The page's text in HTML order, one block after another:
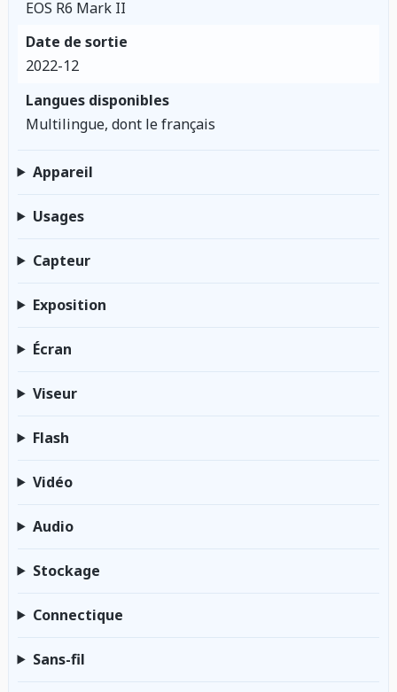
EOS R6 Mark II
Date de sortie
2022-12
Langues disponibles
Multilingue, dont le français
Appareil
Usages
Capteur
Exposition
Écran
Viseur
Flash
Vidéo
Audio
Stockage
Connectique
Sans-fil